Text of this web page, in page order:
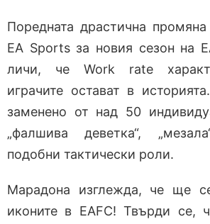
Поредната драстична
EA Sports за новия сезон на
личи, че Work rate
играчите остават в
заменено от над 50
„фалшива деветка“,
подобни тактически роли.
Марадона изглежда, че ще
иконите в EAFC! Твърди се,